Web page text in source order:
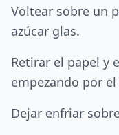
Voltear sobre un
azúcar glas.
Retirar el papel y
empezando por
Dejar enfriar